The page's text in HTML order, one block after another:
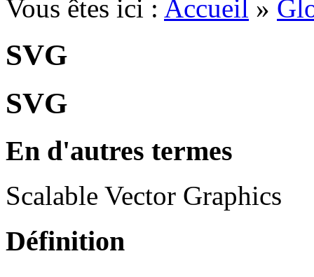
Vous êtes ici : Accueil »
SVG
SVG
En d'autres termes
Scalable Vector Graphics
Définition